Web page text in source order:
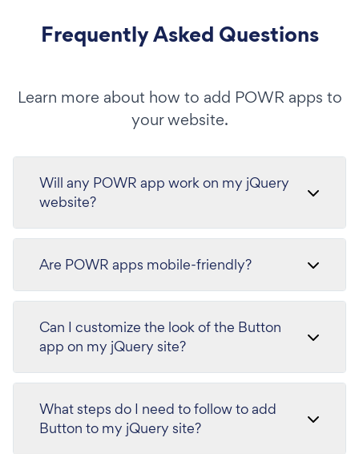
Frequently Asked Questions
Learn more about how to add POWR apps to
your website.
Will any POWR app work on my jQuery
website?
Are POWR apps mobile-friendly?
Can I customize the look of the Button
app on my jQuery site?
What steps do I need to follow to add
Button to my jQuery site?